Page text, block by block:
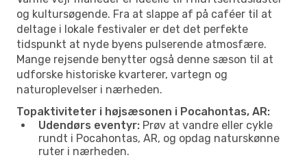
og kultursøgende. Fra at slappe af på caféer til at
deltage i lokale festivaler er det det perfekte
tidspunkt at nyde byens pulserende atmosfære.
Mange rejsende benytter også denne sæson til at
udforske historiske kvarterer, vartegn og
naturoplevelser i nærheden.
Topaktiviteter i højsæsonen i Pocahontas, AR:
Udendørs eventyr: Prøv at vandre eller cykle
rundt i Pocahontas, AR, og opdag naturskønne
ruter i nærheden.